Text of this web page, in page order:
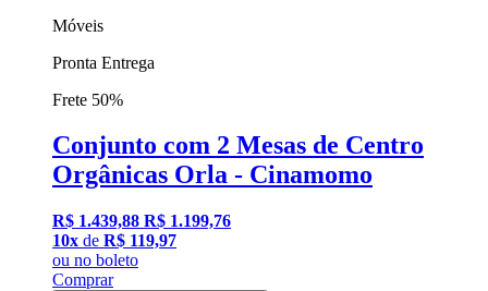
Móveis
Pronta Entrega
Frete 50%
Conjunto com 2 Mesas de Centro
Orgânicas Orla - Cinamomo
R$ 1.439,88 R$ 1.199,76
10x de R$ 119,97
ou no boleto
Comprar